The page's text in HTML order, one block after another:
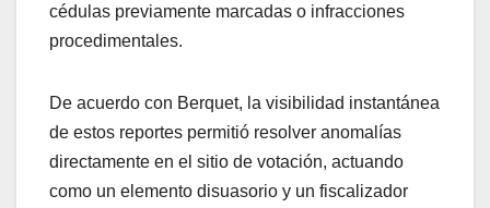
cédulas previamente marcadas o infracciones
procedimentales.
De acuerdo con Berquet, la visibilidad instantánea
de estos reportes permitió resolver anomalías
directamente en el sitio de votación, actuando
como un elemento disuasorio y un fiscalizador